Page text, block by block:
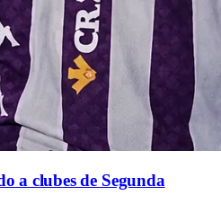
a clubes de Segunda